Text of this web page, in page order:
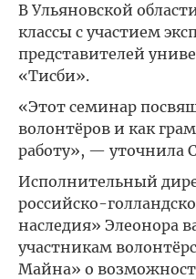
В Ульяновской
классы с участием
представителей
«Тисби».
«Этот семинар
волонтёров и как
работу», — уточнила
Исполнительный
российско-
наследия» Элеонора
участникам
Майна» о